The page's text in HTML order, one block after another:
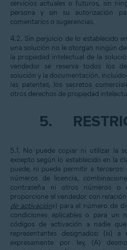
servicios actuales o futuros, sin
persona y sin su autorización
comentarios o sugerencias.
4.2. Sin perjuicio de lo establecido
una solución no le otorgan ningún
la propiedad intelectual de la
vendedor se reserva todos los
solución y la documentación,
las patentes, los secretos
otros derechos de propiedad
5.
5.1. No puede copiar ni utilizar la
excepto según lo establecido en la
puede, ni puede permitir a
números de licencia,
contraseña ni otros números o
proporcione el vendedor con
de activación») para el número de
condiciones aplicables o para un
códigos de activación a nadie
representantes designados; (iii)
expresamente por ley, (A)